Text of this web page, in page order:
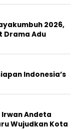
2026,
Drama Adu
Indonesia’s
Andeta
Wujudkan Kota